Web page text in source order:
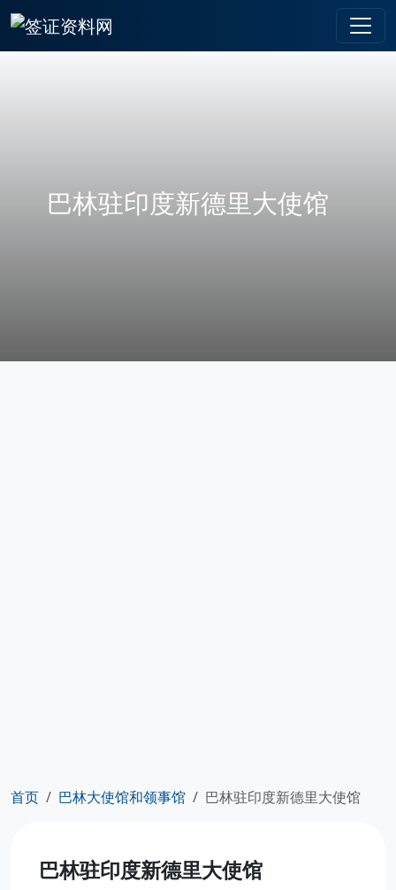
巴林驻印度新德里大使馆
首页 巴林大使馆和领事馆 巴林驻印度新德里大使馆
巴林驻印度新德里大使馆